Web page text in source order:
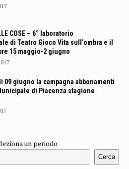
COSE – 6° laboratorio
di Teatro Gioco Vita sull’ombra e il
15 maggio-2 giugno
09 giugno la campagna abbonamenti
di Piacenza stagione
un periodo
Cerca